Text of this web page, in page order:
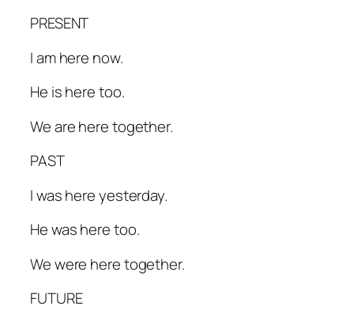
PRESENT
I am here now.
He is here too.
We are here together.
PAST
I was here yesterday.
He was here too.
We were here together.
FUTURE